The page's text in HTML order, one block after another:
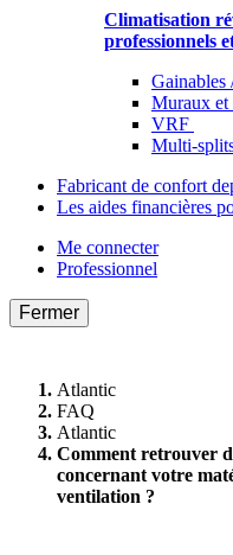
Climatisation
professionnels
Gainables
Muraux et
VRF
Multi-
Fabricant de confort
Les aides financières
Me connecter
Professionnel
Fermer
Atlantic
FAQ
Atlantic
Comment retrouver
concernant votre
ventilation ?